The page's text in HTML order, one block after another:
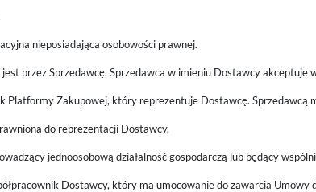
nieposiadająca osobowości prawnej.
przez Sprzedawcę. Sprzedawca w imieniu Dostawcy
Platformy Zakupowej, który reprezentuje Dostawcę. Sprzedawcą
do reprezentacji Dostawcy,
jednoosobową działalność gospodarczą lub będący
Dostawcy, który ma umocowanie do zawarcia